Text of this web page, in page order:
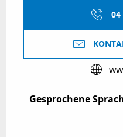
04
Gesprochene
Gesprochene